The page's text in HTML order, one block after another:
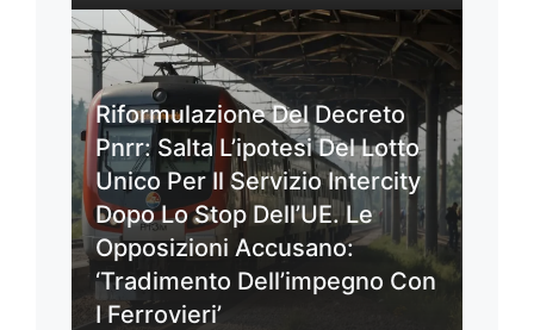
Riformulazione Del Decreto
Pnrr: Salta L’ipotesi Del Lotto
Unico Per Il Servizio Intercity
Dopo Lo Stop Dell’UE. Le
Opposizioni Accusano:
‘Tradimento Dell’impegno Con
I Ferrovieri’